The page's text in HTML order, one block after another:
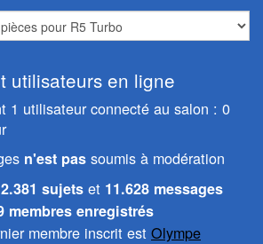
utilisateurs en ligne
1 utilisateur connecté au salon : 0
n'est pas soumis à modération
2.381 sujets et 11.628 messages
membres enregistrés
membre inscrit est Olympe